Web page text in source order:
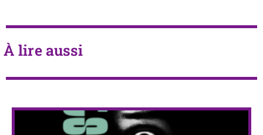
À lire aussi